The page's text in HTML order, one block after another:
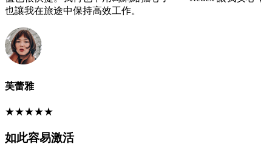
也讓我在旅途中保持高效工作。
芙蕾雅
★★★★★
如此容易激活